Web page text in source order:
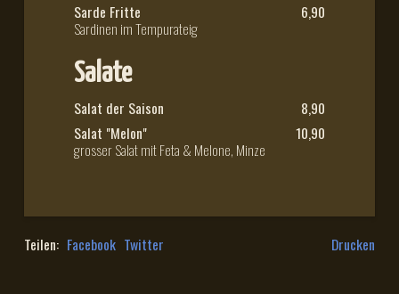
Sarde Fritte
Sardinen im Tempurateig
6,90
Salate
Salat der Saison
8,90
Salat "Melon"
grosser Salat mit Feta & Melone, Minze
10,90
Teilen: Facebook Twitter Drucken